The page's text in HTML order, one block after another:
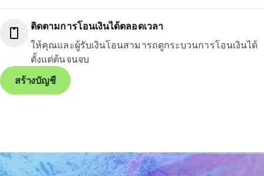
ติดตามการโอนเงินได้ตลอดเวลา
ให้คุณและผู้รับเงินโอนสามารถดูกระบวนการโอนเงินได้
ตั้งแต่ต้นจนจบ
สร้างบัญชี